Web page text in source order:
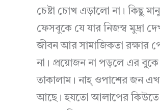
চেষ্টা চোখ এড়ালো না। কিছু
ফেসবুকে যে যার নিজস্ব মুদ্রা
জীবন আর সামাজিকতা রক্ষার
না। প্রয়োজন না পড়লে এর
তাকালাম। নাহ্ ওপাশের জন
আছে। হযতো আলাপের